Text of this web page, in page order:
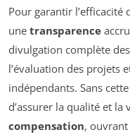
Pour garantir l’efficacité
une transparence
divulgation complète
l’évaluation des projets
indépendants. Sans cette
d’assurer la qualité et la
compensation,